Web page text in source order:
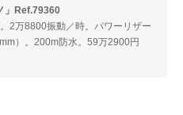
」Ref.79360
2万8800振動／時。パワーリザー
）。200m防水。59万2900円